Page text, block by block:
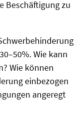
Beschäftigung zu
Wie kann
Wie können
einbezogen
angeregt